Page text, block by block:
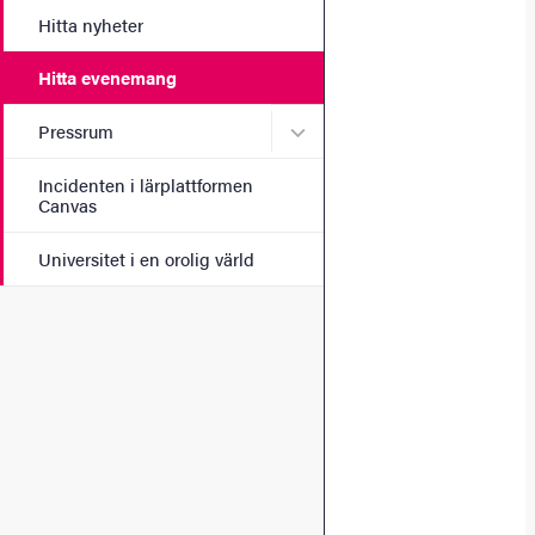
Hitta nyheter
Hitta evenemang
Pressrum Undermeny för Pressrum
Incidenten i lärplattformen
Canvas
Universitet i en orolig värld